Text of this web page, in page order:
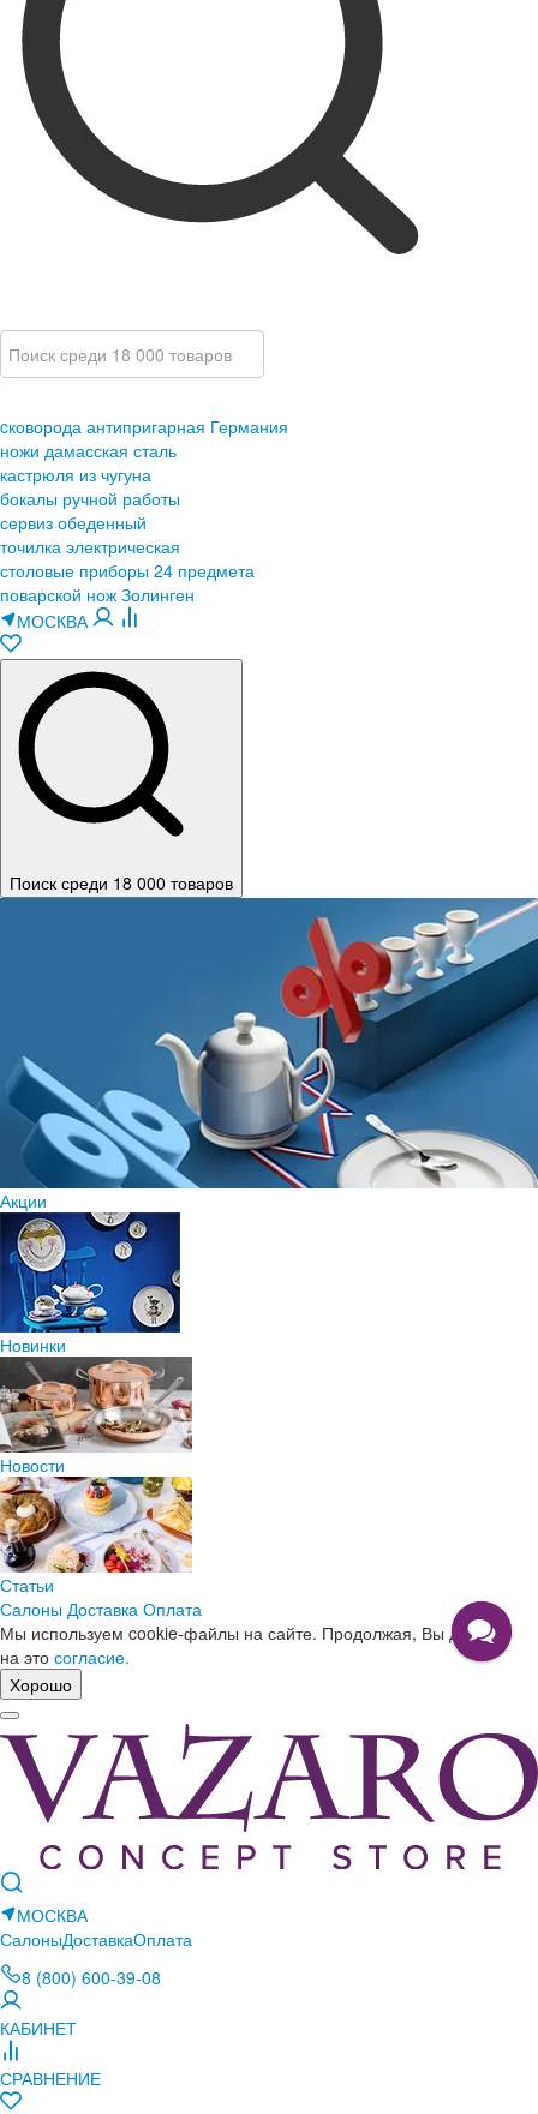
cковорода антипригарная Германия
ножи дамасская сталь
кастрюля из чугуна
бокалы ручной работы
сервиз обеденный
точилка электрическая
столовые приборы 24 предмета
поварской нож Золинген
МОСКВА
Поиск среди 18 000 товаров
Акции
Новинки
Новости
Статьи
Салоны Доставка Оплата
Мы используем cookie-файлы на сайте. Продолжая, Вы даете
на это согласие.
Хорошо
МОСКВА
СалоныДоставкаОплата
8 (800) 600-39-08
КАБИНЕТ
СРАВНЕНИЕ